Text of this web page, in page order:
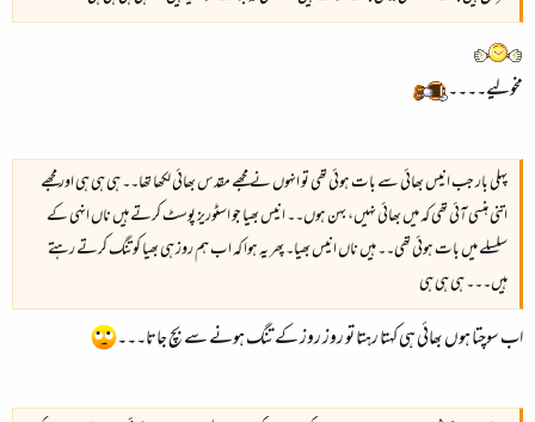
مخولیے۔۔۔۔
پہلی بار جب انیس بھائی سے بات ہوئی تھی تو انہوں نے مجھے مقدس بھائی لکھا تھا۔۔ ہی ہی ہی اور مجھے
اتنی ہنسی آئی تھی کہ میں بھائی نہیں، بہن ہوں۔۔ انیس بھیا جو اسٹوریز پوسٹ کرتے ہیں ناں انہی کے
سلسلے میں بات ہوئی تھی۔۔ ہیں ناں انیس بھیا۔ پھر یہ ہوا کہ اب ہم روز ہی بھیا کو تنگ کرتے رہتے
ہیں۔۔۔ ہی ہی ہی
اب سوچتا ہوں بھائی ہی کہتا رہتا تو روز روز کے تنگ ہونے سے بچ جاتا۔۔۔